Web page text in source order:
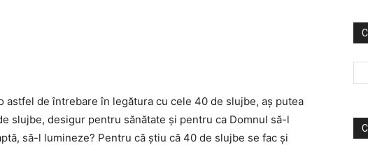
astfel de întrebare în legătura cu cele 40 de slujbe, aş putea
slujbe, desigur pentru sănătate şi pentru ca Domnul să-l
să-l lumineze? Pentru că ştiu că 40 de slujbe se fac şi